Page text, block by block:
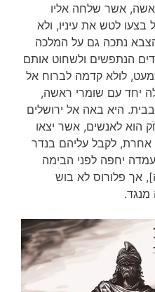
אשר שלחה אליו
לטש את עיניו, ולא
נתכה גם על המלכה
הנתפשים ולשחוט אותם
לולא קדמה לברוח אל
יחד עם שומרי ראשה,
היא באה אל ירושלים
הוא לאנשים, אשר יצאו
לקבל עליהם בנדר
יחפה לפני הבימה
אך פלורוס לא בוש
מנגד.